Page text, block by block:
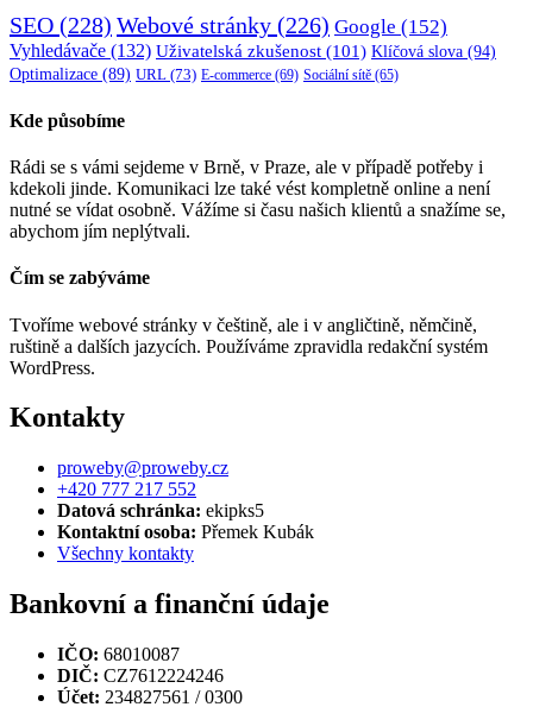
SEO (228) Webové stránky (226) Google (152)
Vyhledávače (132) Uživatelská zkušenost (101) Klíčová slova (94)
Optimalizace (89) URL (73) E-commerce (69) Sociální sítě (65)
Kde působíme
Rádi se s vámi sejdeme v Brně, v Praze, ale v případě potřeby i
kdekoli jinde. Komunikaci lze také vést kompletně online a není
nutné se vídat osobně. Vážíme si času našich klientů a snažíme se,
abychom jím neplýtvali.
Čím se zabýváme
Tvoříme webové stránky v češtině, ale i v angličtině, němčině,
ruštině a dalších jazycích. Používáme zpravidla redakční systém
WordPress.
Kontakty
proweby@proweby.cz
+420 777 217 552
Datová schránka: ekipks5
Kontaktní osoba: Přemek Kubák
Všechny kontakty
Bankovní a finanční údaje
IČO: 68010087
DIČ: CZ7612224246
Účet: 234827561 / 0300